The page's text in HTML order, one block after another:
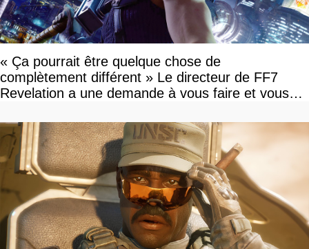
« Ça pourrait être quelque chose de
complètement différent » Le directeur de FF7
Revelation a une demande à vous faire et vous